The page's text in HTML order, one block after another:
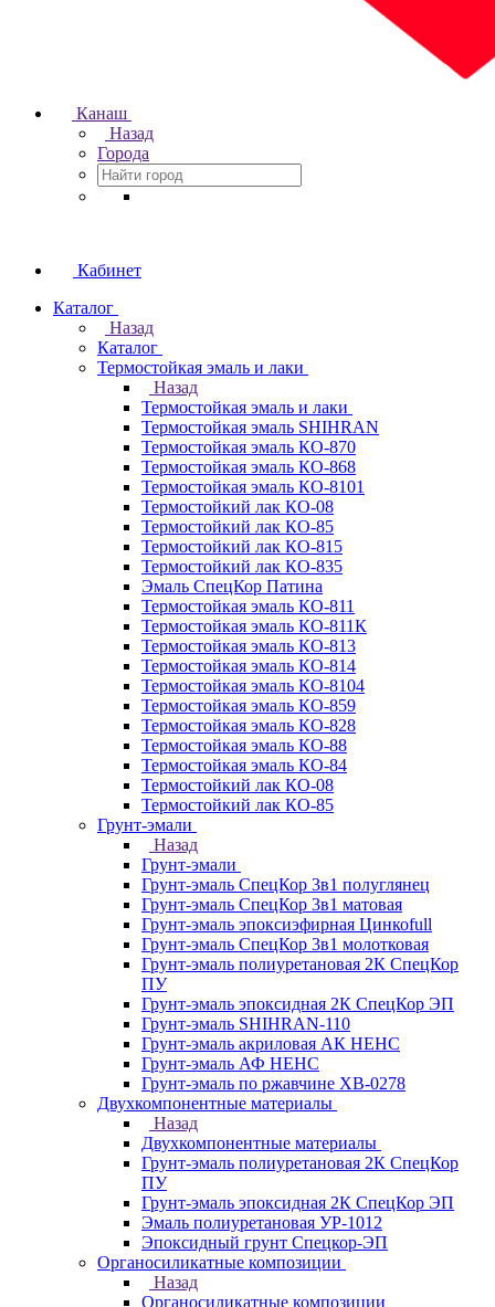
Канаш
Назад
Города
Кабинет
Каталог
Назад
Каталог
Термостойкая эмаль и лаки
Назад
Термостойкая эмаль и лаки
Термостойкая эмаль SHIHRAN
Термостойкая эмаль КО-870
Термостойкая эмаль КО-868
Термостойкая эмаль КО-8101
Термостойкий лак КО-08
Термостойкий лак КО-85
Термостойкий лак КО-815
Термостойкий лак КО-835
Эмаль СпецКор Патина
Термостойкая эмаль КО-811
Термостойкая эмаль КО-811К
Термостойкая эмаль КО-813
Термостойкая эмаль КО-814
Термостойкая эмаль КО-8104
Термостойкая эмаль КО-859
Термостойкая эмаль КО-828
Термостойкая эмаль КО-88
Термостойкая эмаль КО-84
Термостойкий лак КО-08
Термостойкий лак КО-85
Грунт-эмали
Назад
Грунт-эмали
Грунт-эмаль СпецКор 3в1 полуглянец
Грунт-эмаль СпецКор 3в1 матовая
Грунт-эмаль эпоксиэфирная Цинкоfull
Грунт-эмаль СпецКор 3в1 молотковая
Грунт-эмаль полиуретановая 2К СпецКор
ПУ
Грунт-эмаль эпоксидная 2К СпецКор ЭП
Грунт-эмаль SHIHRAN-110
Грунт-эмаль акриловая АК НЕНС
Грунт-эмаль АФ НЕНС
Грунт-эмаль по ржавчине ХВ-0278
Двухкомпонентные материалы
Назад
Двухкомпонентные материалы
Грунт-эмаль полиуретановая 2К СпецКор
ПУ
Грунт-эмаль эпоксидная 2К СпецКор ЭП
Эмаль полиуретановая УР-1012
Эпоксидный грунт Спецкор-ЭП
Органосиликатные композиции
Назад
Органосиликатные композиции